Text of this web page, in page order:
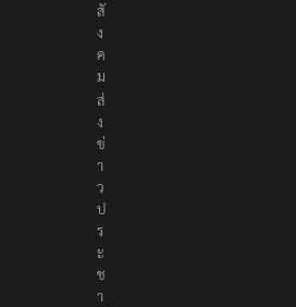
สั
ง
ค
ม
ส่
ง
ข่
า
ว
ป
ร
ะ
ช
า